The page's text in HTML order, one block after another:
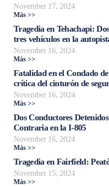
November 17, 2024
Más >>
Tragedia en Tehachapi:
tres vehículos en la
November 16, 2024
Más >>
Fatalidad en el Condado
crítica del cinturón de
November 16, 2024
Más >>
Dos Conductores
Contraria en la I-805
November 16, 2024
Más >>
Tragedia en Fairfield:
November 15, 2024
Más >>